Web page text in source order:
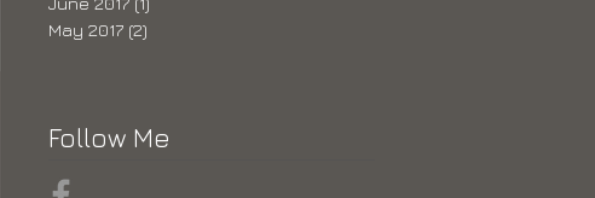
Follow Me
May 2017 (2)